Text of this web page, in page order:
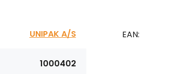
UNIPAK A/S
1000402
EAN: